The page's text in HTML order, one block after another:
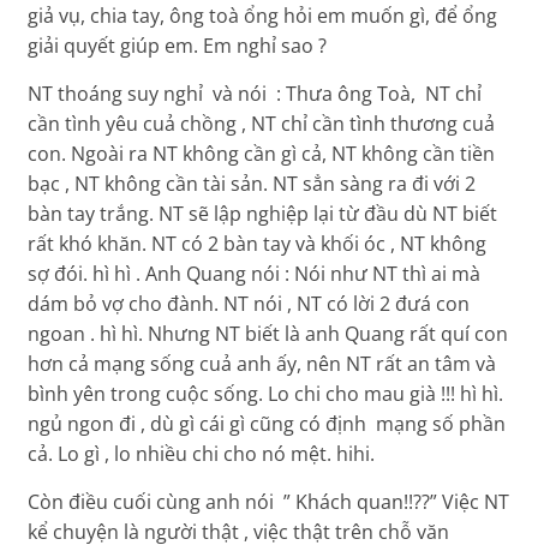
giả vụ, chia tay, ông toà ổng hỏi em muốn gì, để ổng
giải quyết giúp em. Em nghỉ sao ?
NT thoáng suy nghỉ và nói : Thưa ông Toà, NT chỉ
cần tình yêu cuả chồng , NT chỉ cần tình thương cuả
con. Ngoài ra NT không cần gì cả, NT không cần tiền
bạc , NT không cần tài sản. NT sẳn sàng ra đi với 2
bàn tay trắng. NT sẽ lập nghiệp lại từ đầu dù NT biết
rất khó khăn. NT có 2 bàn tay và khối óc , NT không
sợ đói. hì hì . Anh Quang nói : Nói như NT thì ai mà
dám bỏ vợ cho đành. NT nói , NT có lời 2 đưá con
ngoan . hì hì. Nhưng NT biết là anh Quang rất quí con
hơn cả mạng sống cuả anh ấy, nên NT rất an tâm và
bình yên trong cuộc sống. Lo chi cho mau già !!! hì hì.
ngủ ngon đi , dù gì cái gì cũng có định mạng số phần
cả. Lo gì , lo nhiều chi cho nó mệt. hihi.
Còn điều cuối cùng anh nói ” Khách quan!!??” Việc NT
kể chuyện là người thật , việc thật trên chỗ văn